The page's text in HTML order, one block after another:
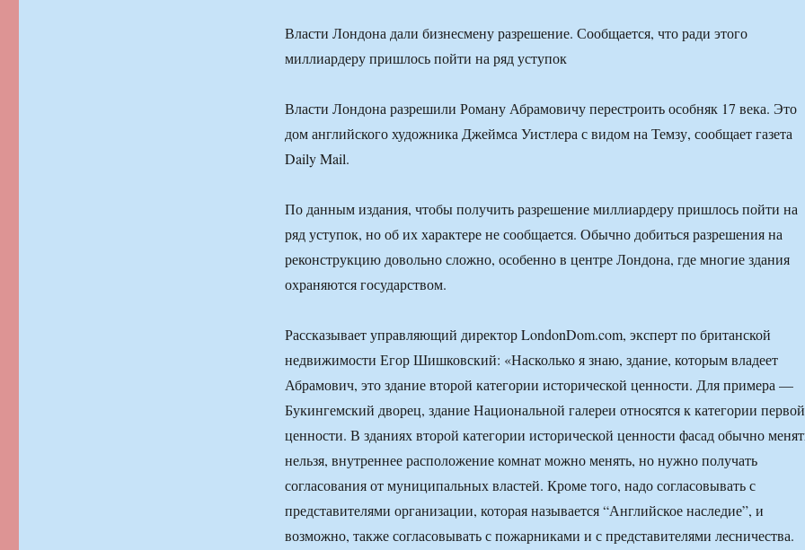
Власти Лондона дали бизнесмену разрешение. Сообщается, что ради этого
миллиардеру пришлось пойти на ряд уступок
Власти Лондона разрешили Роману Абрамовичу перестроить особняк 17 века. Это
дом английского художника Джеймса Уистлера с видом на Темзу, сообщает газета
Daily Mail.
По данным издания, чтобы получить разрешение миллиардеру пришлось пойти на
ряд уступок, но об их характере не сообщается. Обычно добиться разрешения на
реконструкцию довольно сложно, особенно в центре Лондона, где многие здания
охраняются государством.
Рассказывает управляющий директор LondonDom.com, эксперт по британской
недвижимости Егор Шишковский: «Насколько я знаю, здание, которым владеет
Абрамович, это здание второй категории исторической ценности. Для примера —
Букингемский дворец, здание Национальной галереи относятся к категории первой
ценности. В зданиях второй категории исторической ценности фасад обычно
нельзя, внутреннее расположение комнат можно менять, но нужно получать
согласования от муниципальных властей. Кроме того, надо согласовывать с
представителями организации, которая называется “Английское наследие”, и
возможно, также согласовывать с пожарниками и с представителями лесничества.